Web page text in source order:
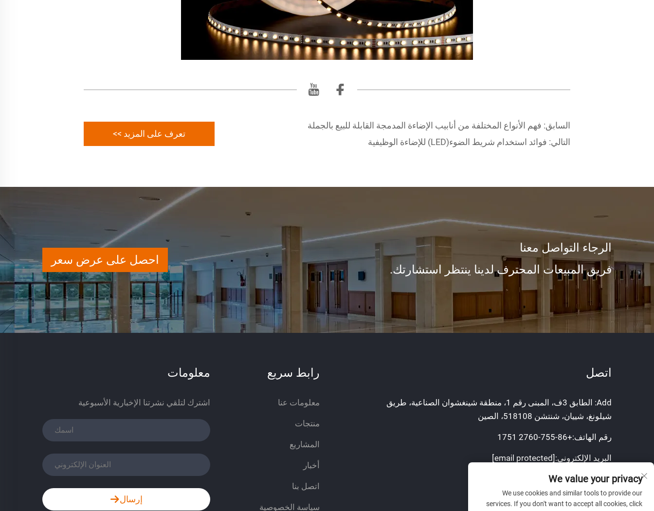
السابق: فهم الأنواع المختلفة من أنابيب الإضاءة المدمجة القابلة للبيع بالجملة
التالي: فوائد استخدام شريط الضوء(LED) للإضاءة الوظيفية
تعرف على المزيد >>
الرجاء التواصل معنا
فريق المبيعات المحترف لدينا ينتظر استشارتك.
احصل على عرض سعر
اتصل
Add: الطابق 3ف، المبنى رقم 1، منطقة شينغشوان الصناعية، طريق
شيلونغ، شييان، شنتشن 518108، الصين
رقم الهاتف:+86-755-2760 1751
البريد الإلكتروني: [email protected]
الهاتف المحمول:+8613751129751
www.lumimore.com
رابط سريع
معلومات عنا
منتجات
المشاريع
أخبار
اتصل بنا
سياسة الخصوصية
معلومات
اشترك لتلقي نشرتنا الإخبارية الأسبوعية
إرسال
We value your privacy
We use cookies and similar tools to provide our
services. If you don't want to accept all cookies, click